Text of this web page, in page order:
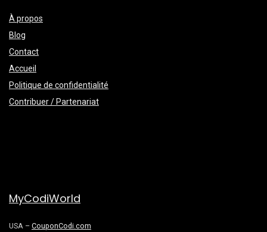
À propos
Blog
Contact
Accueil
Politique de confidentialité
Contribuer / Partenariat
MyCodiWorld
USA – CouponCodi.com